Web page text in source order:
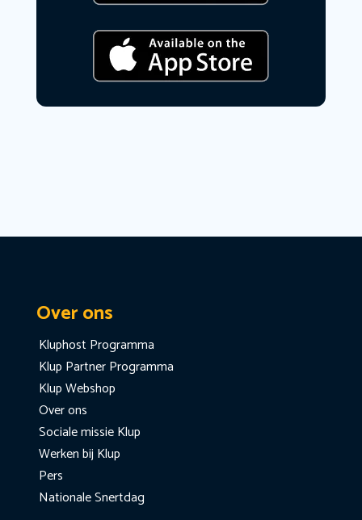
Over ons
Kluphost Programma
Klup Partner Programma
Klup Webshop
Over ons
Sociale missie Klup
Werken bij Klup
Pers
Nationale Snertdag